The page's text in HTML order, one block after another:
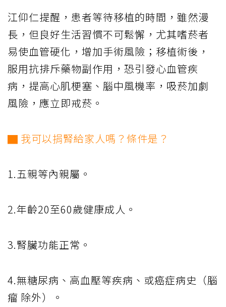
江仰仁提醒，患者等待移植的時間，雖然漫
長，但良好生活習慣不可鬆懈，尤其嗜菸者
易使血管硬化，增加手術風險；移植術後，
服用抗排斥藥物副作用，恐引發心血管疾
病，提高心肌梗塞、腦中風機率，吸菸加劇
風險，應立即戒菸。
▇ 我可以捐腎給家人嗎？條件是？
1.五親等內親屬。
2.年齡20至60歲健康成人。
3.腎臟功能正常。
4.無糖尿病、高血壓等疾病、或癌症病史（腦
瘤 除外）。